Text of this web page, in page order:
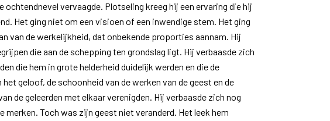
ochtendnevel vervaagde. Plotseling kreeg hij een ervaring die hij
Het ging niet om een visioen of een inwendige stem. Het ging
van de werkelijkheid, dat onbekende proporties aannam. Hij
die aan de schepping ten grondslag ligt. Hij verbaasde zich
die hem in grote helderheid duidelijk werden en die de
het geloof, de schoonheid van de werken van de geest en de
de geleerden met elkaar verenigden. Hij verbaasde zich nog
merken. Toch was zijn geest niet veranderd. Het leek hem